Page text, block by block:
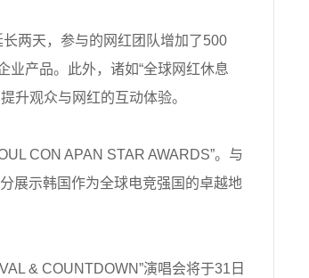
两天，参与的网红团队增加了500
业产品。此外，诸如“全球网红休息
升观众与网红的互动体验。
CON APAN STAR AWARDS”。与
展示韩国作为全球电竞强国的卓越地
& COUNTDOWN”演唱会将于31日